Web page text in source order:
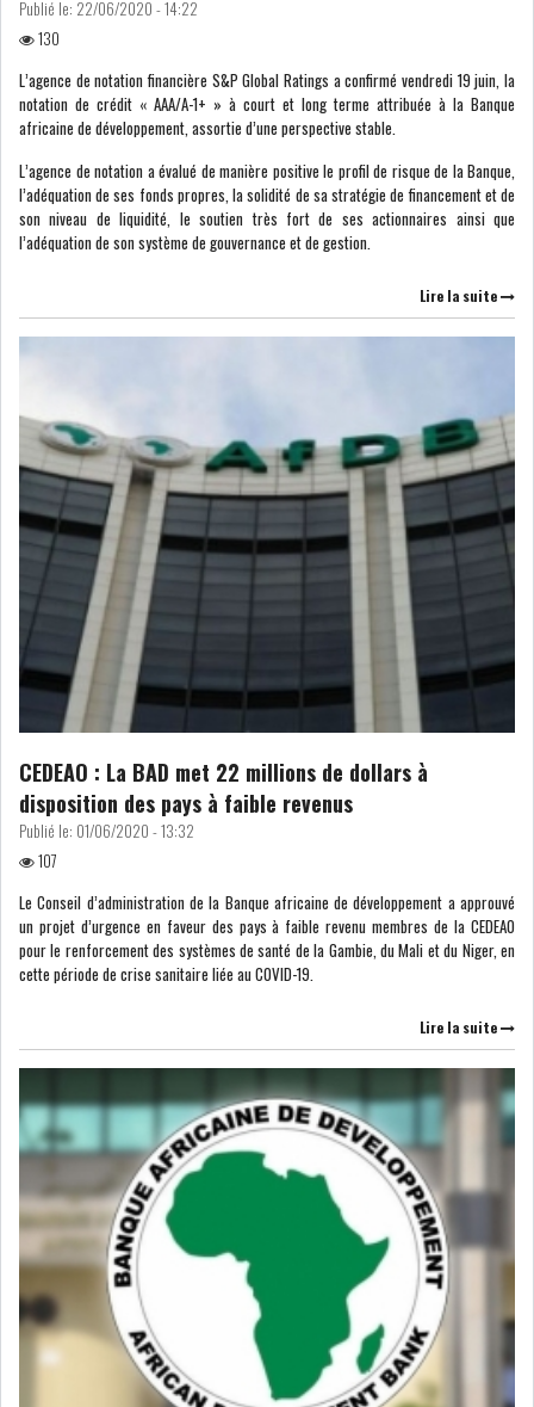
ALGÉRIE MAROC
LIBYE MAURITANIE
SA SOLUTION DE...
APRÈS LA SÉCHERESSE, LE
RSS
USA & CANADA
AFRIQUE
SUBSAHARIENNE
AMÉRIQUE LATINE RESTE DU MONDE
LE PÉTROLE SE STABILISE
SOUS LES 80 DOLL...
DANS UNE ÈRE DE FAIBLE
CROISSANCE, L...
Publié le: 22/06/2020 - 14:22
130
L’agence de notation financière S&P Global Ratings a confirmé vendredi 19 juin, la
notation de crédit « AAA/A-1+ » à court et long terme attribuée à la Banque
africaine de développement, assortie d’une perspective stable.
L’agence de notation a évalué de manière positive le profil de risque de la Banque,
l’adéquation de ses fonds propres, la solidité de sa stratégie de financement et de
son niveau de liquidité, le soutien très fort de ses actionnaires ainsi que
l’adéquation de son système de gouvernance et de gestion.
Lire la suite
CEDEAO : La BAD met 22 millions de dollars à
disposition des pays à faible revenus
Publié le: 01/06/2020 - 13:32
107
Le Conseil d’administration de la Banque africaine de développement a approuvé
un projet d’urgence en faveur des pays à faible revenu membres de la CEDEAO
pour le renforcement des systèmes de santé de la Gambie, du Mali et du Niger, en
cette période de crise sanitaire liée au COVID-19.
Lire la suite